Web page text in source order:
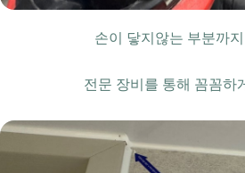
손이 닿지않는 부분까지
전문 장비를 통해 꼼꼼하